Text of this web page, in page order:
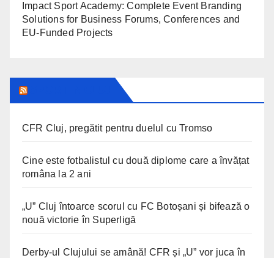
Impact Sport Academy: Complete Event Branding
Solutions for Business Forums, Conferences and
EU-Funded Projects
CFR Cluj, pregătit pentru duelul cu Tromso
Cine este fotbalistul cu două diplome care a învățat
româna la 2 ani
„U” Cluj întoarce scorul cu FC Botoșani și bifează o
nouă victorie în Superligă
Derby-ul Clujului se amână! CFR și „U” vor juca în